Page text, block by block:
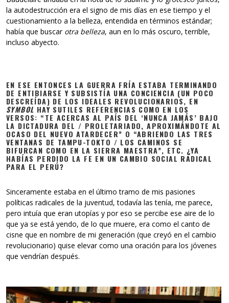
la autodestrucción era el signo de mis días en ese tiempo y el
cuestionamiento a la belleza, entendida en términos estándar;
había que buscar otra belleza, aun en lo más oscuro, terrible,
incluso abyecto.
EN ESE ENTONCES LA GUERRA FRÍA ESTABA TERMINANDO
DE ENTIBIARSE Y SUBSISTÍA UNA CONCIENCIA (UN POCO
DESCREÍDA) DE LOS IDEALES REVOLUCIONARIOS, EN
SYMBOL HAY SUTILES REFERENCIAS COMO EN LOS
VERSOS: “TE ACERCAS AL PAÍS DEL ‘NUNCA JAMÁS’ BAJO
LA DICTADURA DEL / PROLETARIADO, APROXIMÁNDOTE AL
OCASO DEL NUEVO ATARDECER” O “ABRIENDO LAS TRES
VENTANAS DE TAMPU-TOKTO / LOS CAMINOS SE
BIFURCAN COMO EN LA SIERRA MAESTRA”, ETC. ¿YA
HABÍAS PERDIDO LA FE EN UN CAMBIO SOCIAL RADICAL
PARA EL PERÚ?
Sinceramente estaba en el último tramo de mis pasiones
políticas radicales de la juventud, todavía las tenía, me parece,
pero intuía que eran utopías y por eso se percibe ese aire de lo
que ya se está yendo, de lo que muere, era como el canto de
cisne que en nombre de mi generación (que creyó en el cambio
revolucionario) quise elevar como una oración para los jóvenes
que vendrían después.